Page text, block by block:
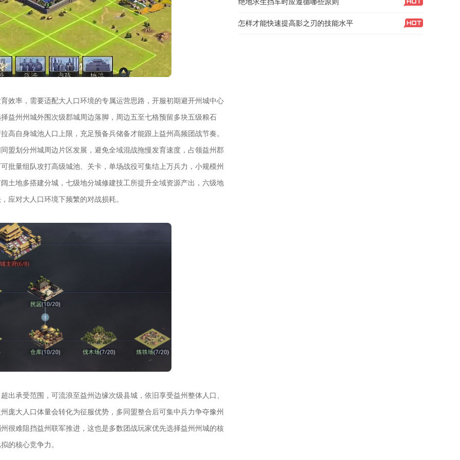
效率，需要适配大人口环境的专属运营思路，开服初期避开州城中心
益州州城外围次级郡城周边落脚，周边五至七格预留多块五级粮石
自身城池人口上限，充足预备兵储备才能跟上益州高频团战节奏。
盟划分州城周边片区发展，避免全域混战拖慢发育速度，占领益州郡
批量组队攻打高级城池、关卡，单场战役可集结上万兵力，小规模州
土地多搭建分城，七级地分城修建技工所提升全域资源产出，六级地
应对大人口环境下频繁的对战损耗。
出承受范围，可流浪至益州边缘次级县城，依旧享受益州整体人口、
庞大人口体量会转化为征服优势，多同盟整合后可集中兵力争夺豫州
很难阻挡益州联军推进，这也是多数团战玩家优先选择益州州城的核
的核心竞争力。
怎样才能快速提高影之刃的技能水平